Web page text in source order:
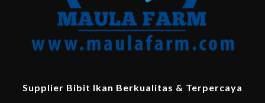
Supplier Bibit Ikan Berkualitas & Terpercaya